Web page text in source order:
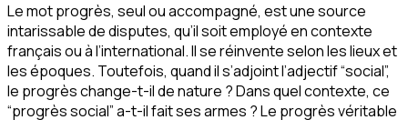
Le mot progrès, seul ou accompagné, est une source
intarissable de disputes, qu’il soit employé en contexte
français ou à l’international. Il se réinvente selon les lieux et
les époques. Toutefois, quand il s’adjoint l’adjectif “social”,
le progrès change-t-il de nature ? Dans quel contexte, ce
“progrès social” a-t-il fait ses armes ? Le progrès véritable